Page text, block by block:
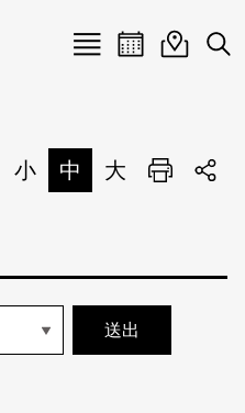
Menu
活動日曆活動地圖
展
小 中 大 列印